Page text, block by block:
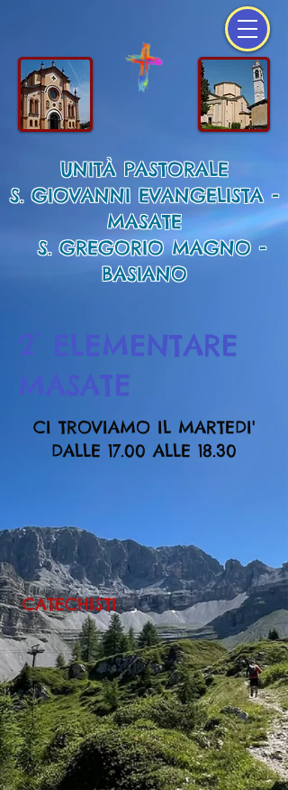
UNITÀ PASTORALE
S. GIOVANNI EVANGELISTA -
MASATE
S. GREGORIO MAGNO -
BASIANO
2° ELEMENTARE
MASATE
CI TROVIAMO IL MARTEDI'
DALLE 17.00 ALLE 18.30
CATECHISTI